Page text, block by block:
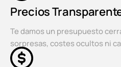
Precios
Te damos un presupuesto
sorpresas, costes ocultos ni